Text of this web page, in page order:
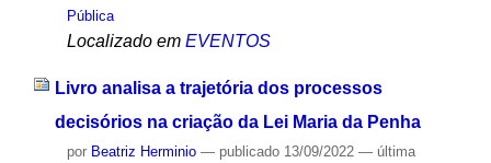
Pública
Localizado em EVENTOS
Livro analisa a trajetória dos processos
decisórios na criação da Lei Maria da Penha
por Beatriz Herminio — publicado13/09/2022 — última